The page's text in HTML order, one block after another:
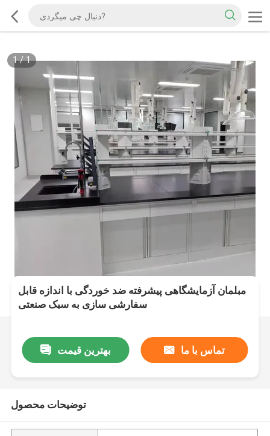
1/1
مبلمان آزمایشگاهی پیشرفته ضد خوردگی با اندازه قابل
سفارشی سازی به سبک صنعتی
بهترین قیمت تماس با ما
توضیحات محصول